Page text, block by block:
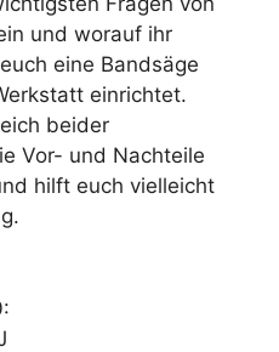
und worauf ihr
eine Bandsäge
einrichtet.
beider
Vor- und Nachteile
hilft euch vielleicht